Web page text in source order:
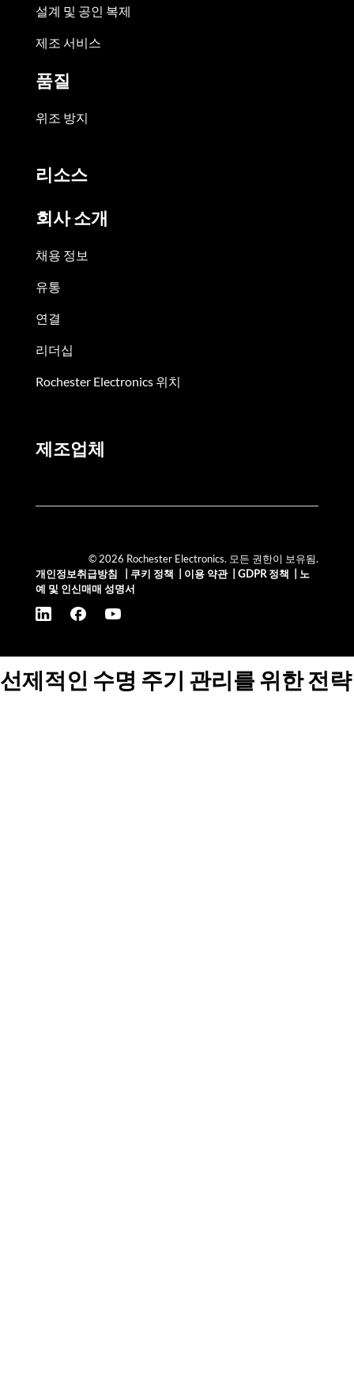
설계 및 공인 복제
제조 서비스
품질
위조 방지
리소스
회사 소개
채용 정보
유통
연결
리더십
Rochester Electronics 위치
제조업체
© 2026 Rochester Electronics. 모든 권한이 보유됨.
개인정보취급방침
쿠키 정책 이용 약관| GDPR 정책
노
예 및 인신매매 성명서
선제적인 수명 주기 관리를 위한 전략